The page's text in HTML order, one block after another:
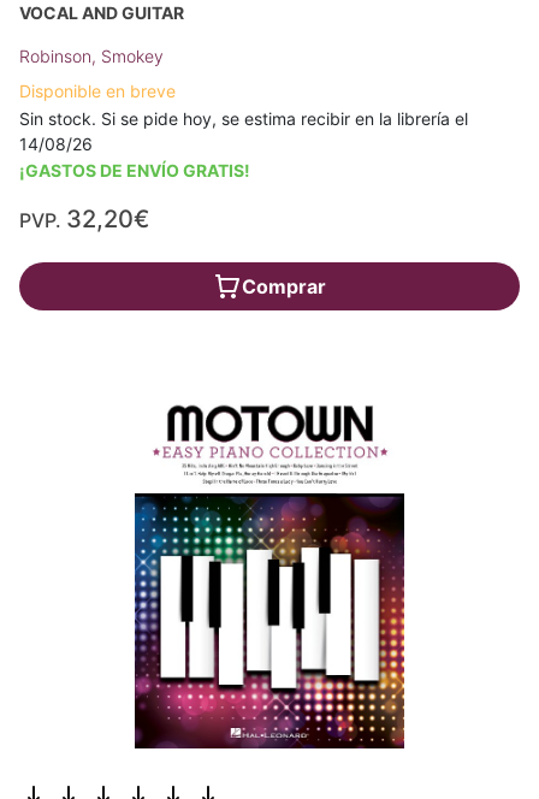
VOCAL AND GUITAR
Robinson, Smokey
Disponible en breve
Sin stock. Si se pide hoy, se estima recibir en la librería el
14/08/26
¡GASTOS DE ENVÍO GRATIS!
PVP. 32,20€
Comprar